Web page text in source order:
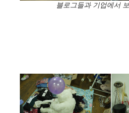
블로그들과 기업에서